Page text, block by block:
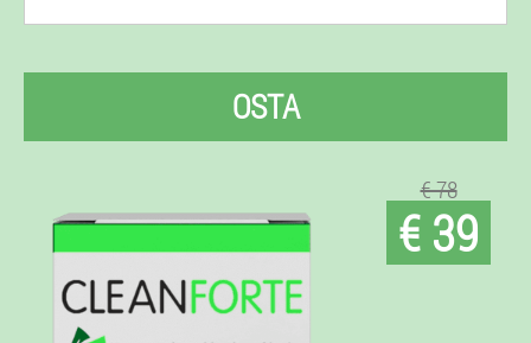
OSTA
€ 78
€ 39